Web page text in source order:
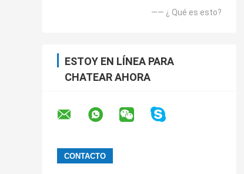
—— ¿ Qué es esto?
ESTOY EN LÍNEA PARA
CHATEAR AHORA